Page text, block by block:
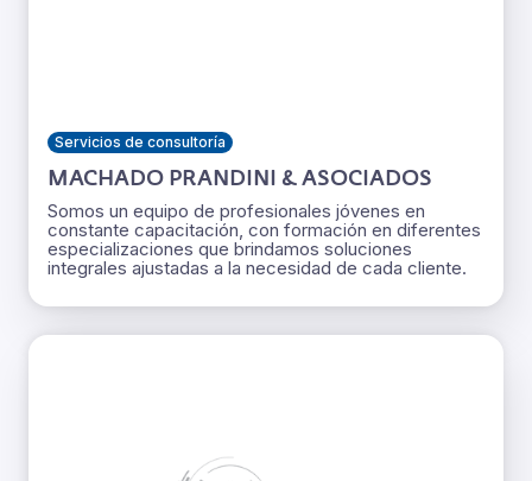
Servicios de consultoría
MACHADO PRANDINI & ASOCIADOS
Somos un equipo de profesionales jóvenes en
constante capacitación, con formación en diferentes
especializaciones que brindamos soluciones
integrales ajustadas a la necesidad de cada cliente.